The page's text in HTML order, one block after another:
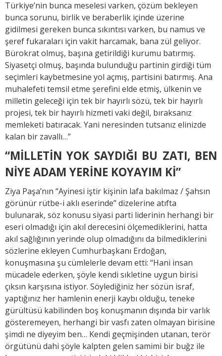
Türkiye’nin bunca meselesi varken, çözüm bekleyen
bunca sorunu, birlik ve beraberlik içinde üzerine
gidilmesi gereken bunca sıkıntısı varken, bu namus ve
şeref fukaraları için vakit harcamak, bana zül geliyor.
Bürokrat olmuş, başına getirildiği kurumu batırmış.
Siyasetçi olmuş, başında bulunduğu partinin girdiği tüm
seçimleri kaybetmesine yol açmış, partisini batırmış. Ana
muhalefeti temsil etme şerefini elde etmiş, ülkenin ve
milletin geleceği için tek bir hayırlı sözü, tek bir hayırlı
projesi, tek bir hayırlı hizmeti vaki değil, bıraksanız
memleketi batıracak. Yani neresinden tutsanız elinizde
kalan bir zavallı…”
“MİLLETİN YOK SAYDIĞI BU ZATI, BEN
NİYE ADAM YERİNE KOYAYIM Kİ”
Ziya Paşa’nın “Ayinesi iştir kişinin lafa bakılmaz / Şahsın
görünür rütbe-i aklı eserinde” dizelerine atıfta
bulunarak, söz konusu siyasi parti liderinin herhangi bir
eseri olmadığı için akıl derecesini ölçemediklerini, hatta
akıl sağlığının yerinde olup olmadığını da bilmediklerini
sözlerine ekleyen Cumhurbaşkanı Erdoğan,
konuşmasına şu cümlelerle devam etti: “Hani insan
mücadele ederken, şöyle kendi sıkletine uygun birisi
çıksın karşısına istiyor. Söylediğiniz her sözün israf,
yaptığınız her hamlenin enerji kaybı olduğu, teneke
gürültüsü kabilinden boş konuşmanın dışında bir varlık
gösteremeyen, herhangi bir vasfı zaten olmayan birisine
şimdi ne diyeyim ben… Kendi geçmişinden utanan, terör
örgütünü dahi şöyle kalpten gelen samimi bir buğz ile